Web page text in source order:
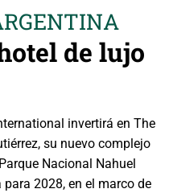
de lujo
invertirá en The
su nuevo complejo
Nacional Nahuel
2028, en el marco de